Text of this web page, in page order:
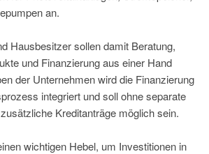
an.
Hausbesitzer sollen damit Beratung,
und Finanzierung aus einer Hand
der Unternehmen wird die Finanzierung
integriert und soll ohne separate
Kreditanträge möglich sein.
wichtigen Hebel, um Investitionen in